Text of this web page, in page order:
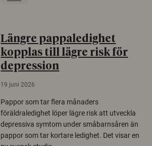
Längre pappaledighet
kopplas till lägre risk för
depression
19 juni 2026
Pappor som tar flera månaders
föräldraledighet löper lägre risk att utveckla
depressiva symtom under småbarnsåren än
pappor som tar kortare ledighet. Det visar en